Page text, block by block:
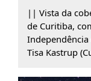
|| Vista da
de Curitiba,
Tisa Kastrup